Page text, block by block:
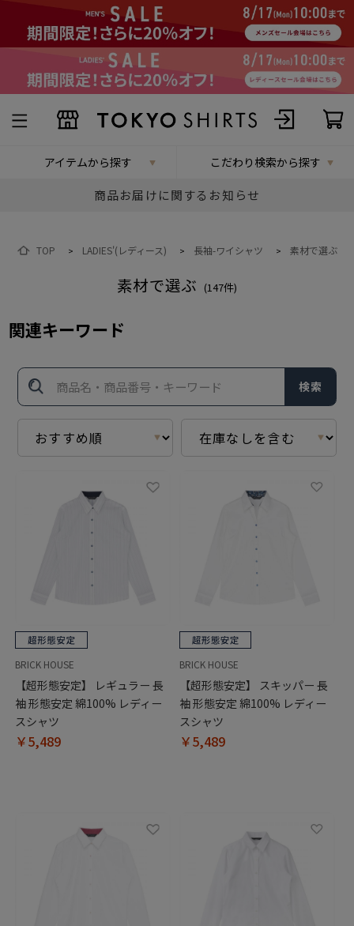
アイテムから探す こだわり検索から探す
商品お届けに関するお知らせ
TOP > LADIES'(レディース) > 長袖-ワイシャツ > 素材で選ぶ
素材で選ぶ (147件)
関連キーワード
検索
BRICK HOUSE
【超形態安定】 レギュラー 長
袖 形態安定 綿100% レディー
スシャツ
￥5,489
BRICK HOUSE
【超形態安定】 スキッパー 長
袖 形態安定 綿100% レディー
スシャツ
￥5,489